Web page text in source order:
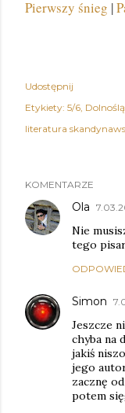
Pierwszy śnieg |
Udostępnij
Etykiety: 5/6
literatura
KOMENTARZE
Ola
Nie
tego
Simon
Jeszcze
chyba na
jakiś
jego
zacznę
potem